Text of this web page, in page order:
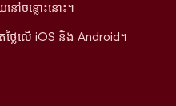
ៅចន្លោះនោះ។
ៃលើ iOS និង Android។